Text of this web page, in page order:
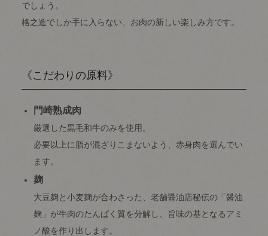
でしょう。
格之進でしか手に入らない、お肉の新しい楽しみ方です。
《こだわりの原料》
門崎熟成肉
厳選した黒毛和牛のみを使用。
必要以上に脂が混ざりこまないよう、赤身肉を選んでい
ます。
麹
大豆麹と小麦麹が合わさった、老舗醤油店秘伝の「醤油
麹」が牛肉のたんぱく質を分解し、旨味の基となるアミ
ノ酸を作り出します。